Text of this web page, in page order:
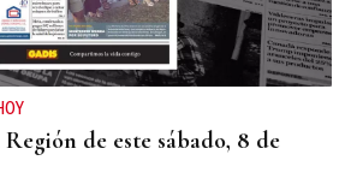
de este sábado, 8 de